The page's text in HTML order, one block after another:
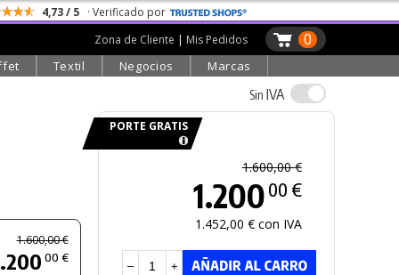
4,73 / 5 · Verificado por
0
Zona de Cliente | Mis Pedidos
Textil Negocios Marcas
1.600,00 €
00 €
Sin IVA
PORTE GRATIS
1.600,00 €
1.200 00 €
1.452,00 € con IVA
– +